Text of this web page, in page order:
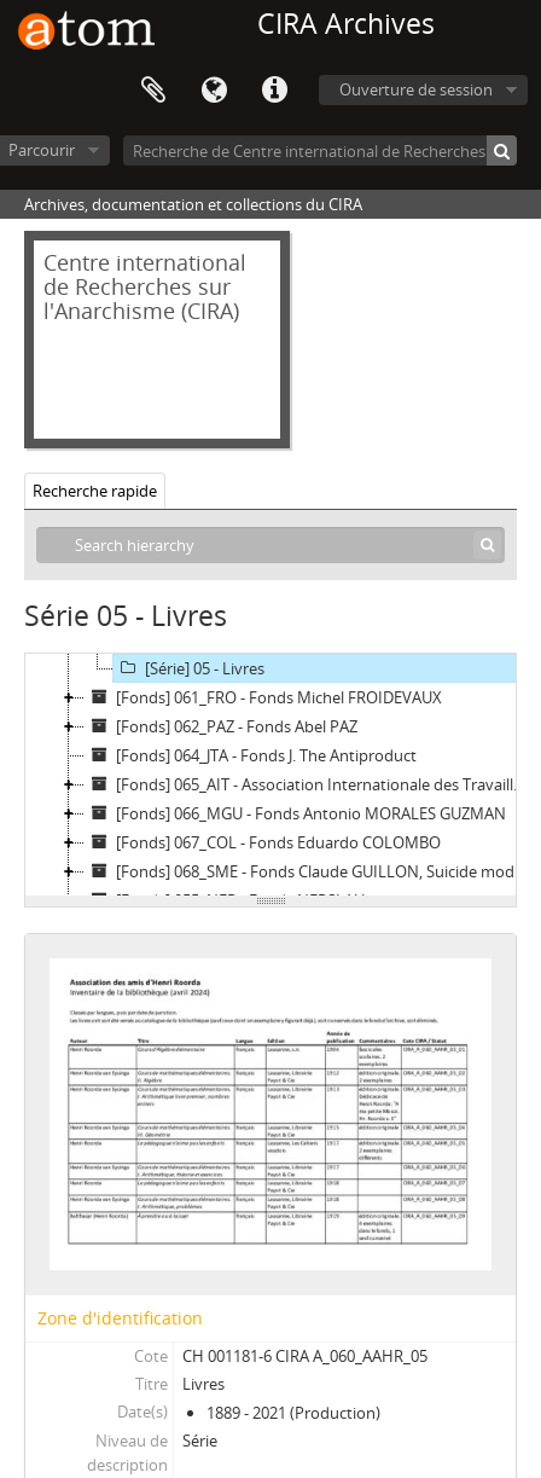
CIRA Archives
Ouverture de session
Parcourir
Archives, documentation et collections du CIRA
Centre international
de Recherches sur
l'Anarchisme (CIRA)
Recherche rapide
Série 05 - Livres
[Fonds] 032_WES - Fonds Jeremy WESTALL
[Fonds] 035_FON - Fonds Dino FONTANA
[Fonds] 038_ATT - Fonds Dominique ATTRUIA
[Fonds] 040_DUV - Fonds Clément DUVAL
[Fonds] 041_FER - Fonds Pietro FERRUA
[Fonds] 046_AMI - Fonds Alfred AMIGUET
[Fonds] 047_DOI - Fonds Tassé DOITCHINOV
[Fonds] 050_GAL - Fonds Vicente GALINDO (Fontaura)
[Fonds] 057_GUE - Fonds Daniel GUÉRIN
[Fonds] 059_GRE - Fonds Groupe du Réveil
[Fonds] 060_AAHR - Fonds Association des amis de Henri Roorda
[Série] 01 - Association
[Série] 02 - Activités, événements et publications
[Série] 03 - Documentation sur Roorda
[Série] 05 - Livres
[Fonds] 061_FRO - Fonds Michel FROIDEVAUX
[Fonds] 062_PAZ - Fonds Abel PAZ
[Fonds] 064_JTA - Fonds J. The Antiproduct
[Fonds] 065_AIT - Association Internationale des Travailleurs (AIT)
[Fonds] 066_MGU - Fonds Antonio MORALES GUZMAN
[Fonds] 067_COL - Fonds Eduardo COLOMBO
[Fonds] 068_SME - Fonds Claude GUILLON, Suicide mode d'emploi
[Fonds] 055_NER - Fonds NERSLAU
[Fonds] 069_GAR - Fonds Groupe anti-répression
[Fonds] 077_ORS - Fonds Claude Orsoni
Zone d'identification
Cote
CH 001181-6 CIRA A_060_AAHR_05
Titre
Livres
Date(s)
1889 - 2021 (Production)
Niveau de
description
Série